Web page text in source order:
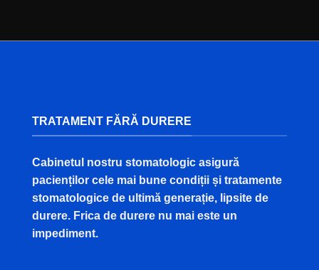
TRATAMENT FĂRĂ DURERE
Cabinetul nostru stomatologic asigură
pacienților cele mai bune condiții și tratamente
stomatologice de ultimă generație, lipsite de
durere. Frica de durere nu mai este un
impediment.